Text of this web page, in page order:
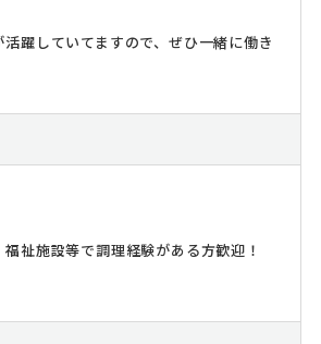
躍していてますので、ぜひ一緒に働き
福祉施設等で調理経験がある方歓迎！